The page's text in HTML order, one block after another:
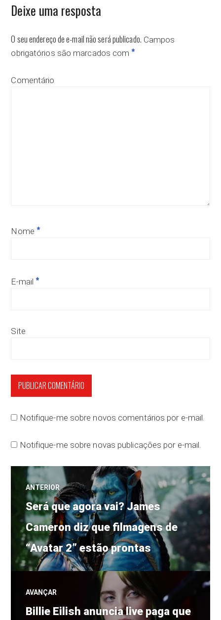
Deixe uma resposta
O seu endereço de e-mail não será publicado. Campos
obrigatórios são marcados com *
Comentário
Nome *
E-mail *
Site
Notifique-me sobre novos comentários por e-mail.
Notifique-me sobre novas publicações por e-mail.
Navegação
de
Post
ANTERIOR
Post
anterior:
Será que agora vai? James
Cameron diz que filmagens de
“Avatar 2” estão prontas
AVANÇAR
Próximo
Billie Eilish anuncia live paga que